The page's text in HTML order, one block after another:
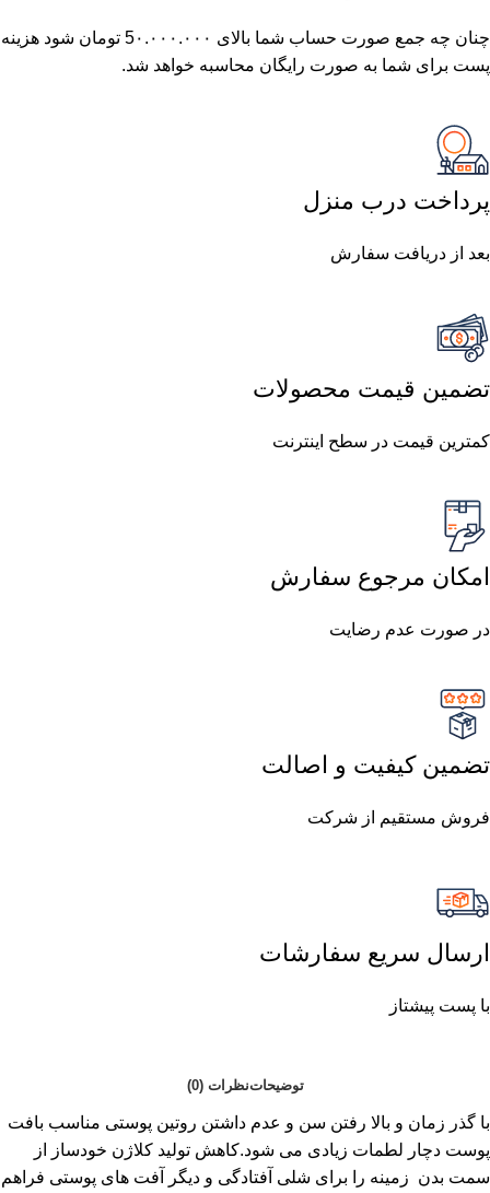
چنان چه جمع صورت حساب شما بالای 5٠.٠٠٠.٠٠٠ تومان شود هزینه
پست برای شما به صورت رایگان محاسبه خواهد شد.
پرداخت درب منزل
بعد از دریافت سفارش
تضمین قیمت محصولات
کمترین قیمت در سطح اینترنت
امکان مرجوع سفارش
در صورت عدم رضایت
تضمین کیفیت و اصالت
فروش مستقیم از شرکت
ارسال سریع سفارشات
با پست پیشتاز
توضیحاتنظرات (0)
با گذر زمان و بالا رفتن سن و عدم داشتن روتین پوستی مناسب بافت
پوست دچار لطمات زیادی می شود.کاهش تولید کلاژن خودساز از
سمت بدن زمینه را برای شلی آفتادگی و دیگر آفت های پوستی فراهم